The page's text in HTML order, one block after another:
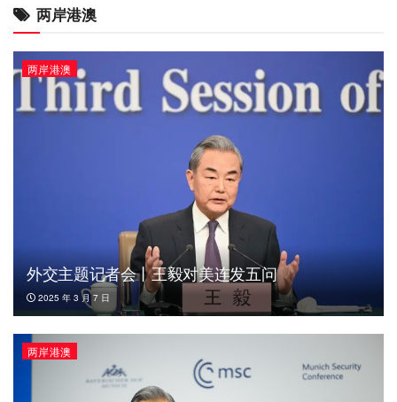
两岸港澳
两岸港澳
外交主题记者会丨王毅对美连发五问
2025 年 3 月 7 日
两岸港澳